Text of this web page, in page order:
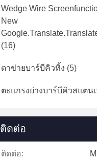
Wedge Wire
New
(16)
ตาข่ายบาร์บีคิวทิ้ง (5)
ตะแกรงย่างบาร์บีคิวสแตน
ติดต่อ
ติดต่อ: